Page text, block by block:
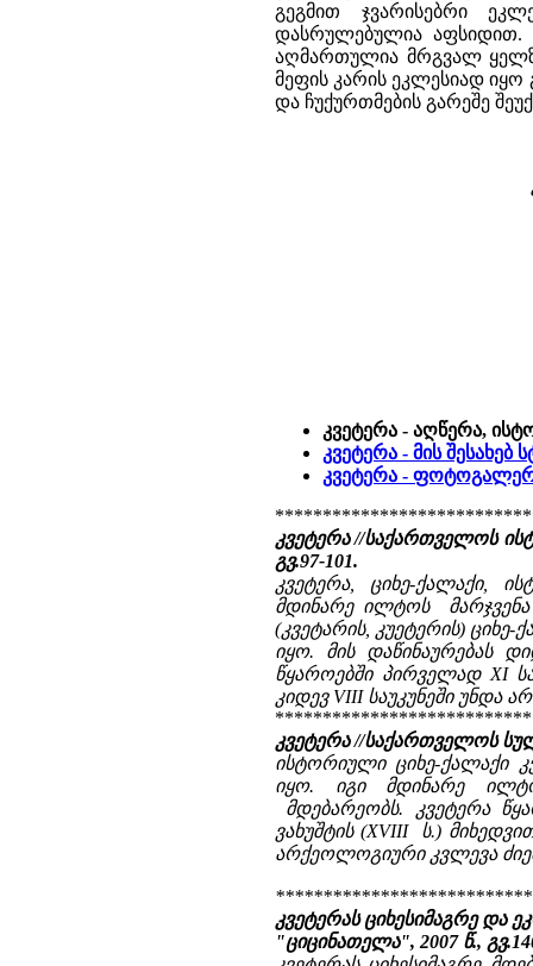
გეგმით ჯვარისებრი
დასრულებულია აფსიდით.
აღმართულია მრგვალ
მეფის კარის ეკლესიად
და ჩუქურთმების გარეშე
კვეტერა - აღწერა,
კვეტერა - მის შესახებ
კვეტერა -
კვეტერა //საქართველოს
გვ.97-101.
კვეტერა, ციხე-ქალაქი,
მდინარე ილტოს მარჯვენა
(კვეტარის, კუეტერის)
იყო. მის დაწინაურებას
წყაროებში პირველად XI
კიდევ VIII საუკუნეში უნდა
კვეტერა //საქართველოს
ისტორიული ციხე-ქალაქი
იყო. იგი მდინარე
მდებარეობს. კვეტერა
ვახუშტის (XVIII ს.)
არქეოლოგიური კვლევა
კვეტერას ციხესიმაგრე და
"ციცინათელა", 2007 წ.,